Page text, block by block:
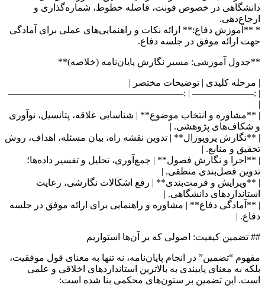
دانشگاهی در خصوص فونت، فاصله خطوط، شماره‌گذاری و
ارجاع‌دهی.
* **آموزش دفاع:** ارائه نکات و راهنمایی‌های عملی برای آمادگی
جهت ارائه موفق در جلسه دفاع.
**جدول آموزشی: مسیر نگارش پایان‌نامه (خلاصه)**
| مرحله کلیدی | توضیحات مختصر |
| :——————– | :——————————————————–
|
| **مشاوره و انتخاب موضوع** | شناسایی علاقه، پتانسیل، نوآوری
و شکاف‌های پژوهشی. |
| **نگارش پروپوزال** | تدوین نقشه راه، بیان مسئله، اهداف، روش
تحقیق و منابع. |
| **اجرا و نگارش فصول** | جمع‌آوری، تحلیل و تفسیر داده‌ها؛
تدوین فصل‌بندی منطقی. |
| **ویرایش و فرمت‌بندی** | رفع اشکالات نگارشی، رعایت
استانداردهای دانشگاهی. |
| **آمادگی دفاع** | مشاوره و راهنمایی برای ارائه موفق در جلسه
دفاع. |
## تضمین کیفیت: اصولی که بر آن‌ها استواریم
مفهوم “تضمین” در انجام پایان‌نامه، نه تنها به معنای قول موفقیت،
بلکه به معنای پایبندی به بالاترین استانداردهای اخلاقی و علمی
است. این تضمین بر ستون‌های محکمی بنا شده است: